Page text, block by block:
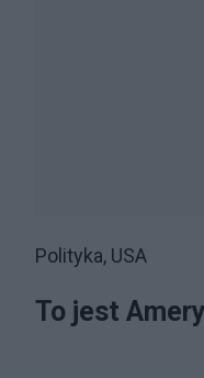
Polityka, USA
To jest